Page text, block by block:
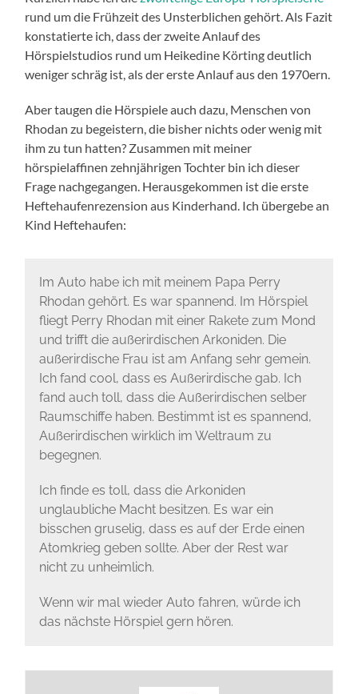
rund um die Frühzeit des Unsterblichen gehört. Als Fazit
konstatierte ich, dass der zweite Anlauf des
Hörspielstudios rund um Heikedine Körting deutlich
weniger schräg ist, als der erste Anlauf aus den 1970ern.
Aber taugen die Hörspiele auch dazu, Menschen von
Rhodan zu begeistern, die bisher nichts oder wenig mit
ihm zu tun hatten? Zusammen mit meiner
hörspielaffinen zehnjährigen Tochter bin ich dieser
Frage nachgegangen. Herausgekommen ist die erste
Heftehaufenrezension aus Kinderhand. Ich übergebe an
Kind Heftehaufen:
Im Auto habe ich mit meinem Papa Perry
Rhodan gehört. Es war spannend. Im Hörspiel
fliegt Perry Rhodan mit einer Rakete zum Mond
und trifft die außerirdischen Arkoniden. Die
außerirdische Frau ist am Anfang sehr gemein.
Ich fand cool, dass es Außerirdische gab. Ich
fand auch toll, dass die Außerirdischen selber
Raumschiffe haben. Bestimmt ist es spannend,
Außerirdischen wirklich im Weltraum zu
begegnen.
Ich finde es toll, dass die Arkoniden
unglaubliche Macht besitzen. Es war ein
bisschen gruselig, dass es auf der Erde einen
Atomkrieg geben sollte. Aber der Rest war
nicht zu unheimlich.
Wenn wir mal wieder Auto fahren, würde ich
das nächste Hörspiel gern hören.